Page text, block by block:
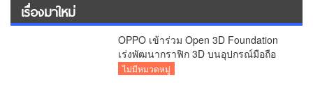
เรื่องมาใหม่
OPPO เข้าร่วม Open 3D Foundation
เร่งพัฒนากราฟิก 3D บนอุปกรณ์มือถือ
ไม่มีหมวดหมู่